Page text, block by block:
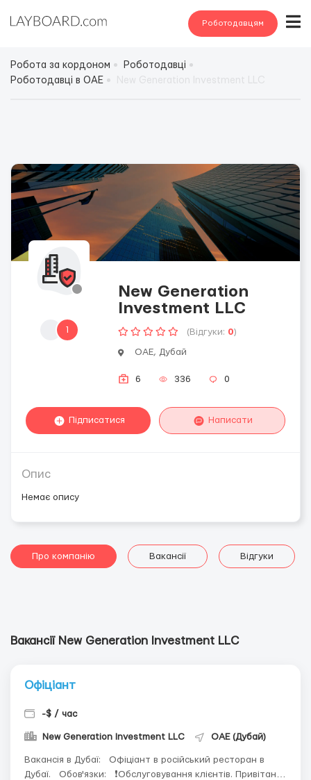
Роботодавцям
Робота за кордоном
Роботодавці
Роботодавці в ОАЕ
1
New Generation
Investment LLC
(Відгуки: 0)
ОАЕ, Дубай
6 336 0
Підписатися Написати
Опис
Немає опису
Про компанію Вакансії Відгуки
Вакансії New Generation Investment LLC
Офіціант
-$ / час
New Generation Investment LLC ОАЕ (Дубай)
Вакансія в Дубаї: Офіціант в російський ресторан в
Дубаї. Обов'язки: ❗️Обслуговування клієнтів. Привітання